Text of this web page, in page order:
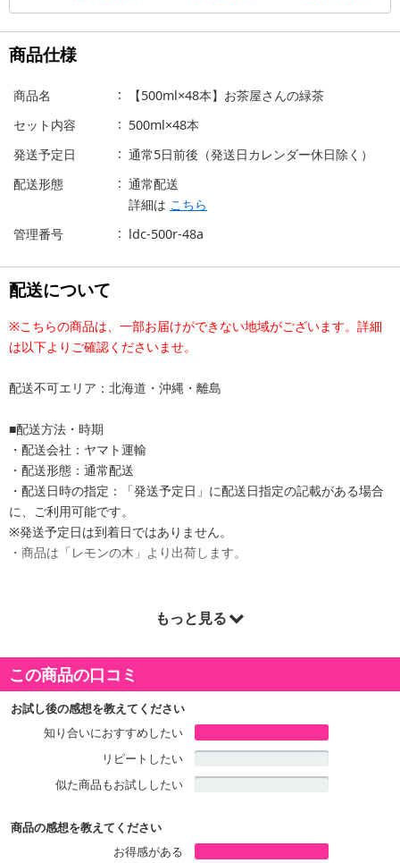
商品仕様
商品名
【500ml×48本】お茶屋さんの緑茶
セット内容
500ml×48本
発送予定日
通常5日前後（発送日カレンダー休日除く）
配送形態
通常配送
詳細は こちら
管理番号
ldc-500r-48a
配送について
※こちらの商品は、一部お届けができない地域がございます。詳細
は以下よりご確認くださいませ。
配送不可エリア：北海道・沖縄・離島
■配送方法・時期
・配送会社：ヤマト運輸
・配送形態：通常配送
・配送日時の指定：「発送予定日」に配送日指定の記載がある場合
に、ご利用可能です。
※発送予定日は到着日ではありません。
・商品は「レモンの木」より出荷します。
もっと見る
この商品の口コミ
お試し後の感想を教えてください
知り合いにおすすめしたい
リピートしたい
似た商品もお試ししたい
商品の感想を教えてください
お得感がある